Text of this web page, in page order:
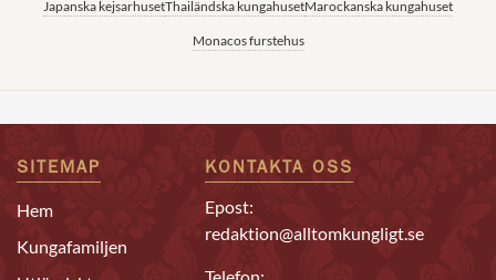
Japanska kejsarhusetThailändska kungahusetMarockanska kungahuset
Monacos furstehus
SITEMAP
Hem
Kungafamiljen
KONTAKTA OSS
Epost:
redaktion@alltomkungligt.se